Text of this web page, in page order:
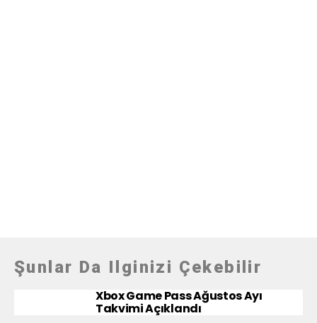
Şunlar Da Ilginizi Çekebilir
Xbox Game Pass Ağustos Ayı
Takvimi Açıklandı